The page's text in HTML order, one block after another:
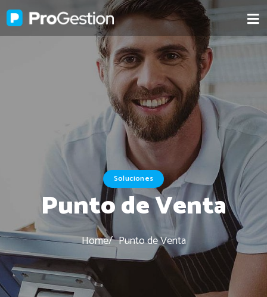
Soluciones
Punto de Venta
Home Punto de Venta